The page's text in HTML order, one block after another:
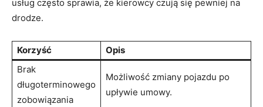
usług⁣ często ‍sprawia,‌ że kierowcy czują się pewniej na
drodze.
Korzyść
Opis
Brak
długoterminowego
⁣zobowiązania
Możliwość zmiany pojazdu po
upływie umowy.